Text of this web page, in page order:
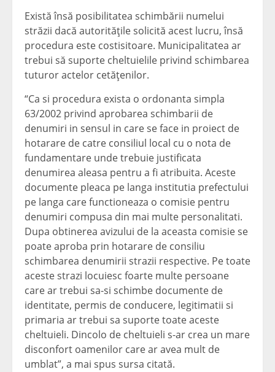
Există însă posibilitatea schimbării numelui
străzii dacă autorităţile solicită acest lucru, însă
procedura este costisitoare. Municipalitatea ar
trebui să suporte cheltuielile privind schimbarea
tuturor actelor cetăţenilor.
“Ca si procedura exista o ordonanta simpla
63/2002 privind aprobarea schimbarii de
denumiri in sensul in care se face in proiect de
hotarare de catre consiliul local cu o nota de
fundamentare unde trebuie justificata
denumirea aleasa pentru a fi atribuita. Aceste
documente pleaca pe langa institutia prefectului
pe langa care functioneaza o comisie pentru
denumiri compusa din mai multe personalitati.
Dupa obtinerea avizului de la aceasta comisie se
poate aproba prin hotarare de consiliu
schimbarea denumirii strazii respective. Pe toate
aceste strazi locuiesc foarte multe persoane
care ar trebui sa-si schimbe documente de
identitate, permis de conducere, legitimatii si
primaria ar trebui sa suporte toate aceste
cheltuieli. Dincolo de cheltuieli s-ar crea un mare
disconfort oamenilor care ar avea mult de
umblat”, a mai spus sursa citată.